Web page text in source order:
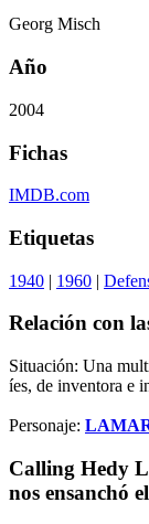
Georg Misch
Año
2004
Fichas
IMDB.com
Etiquetas
1940 | 1960 |
Relación con
Situación: Una
íes, de inventora e
Personaje:
Calling Hedy
nos ensanchó